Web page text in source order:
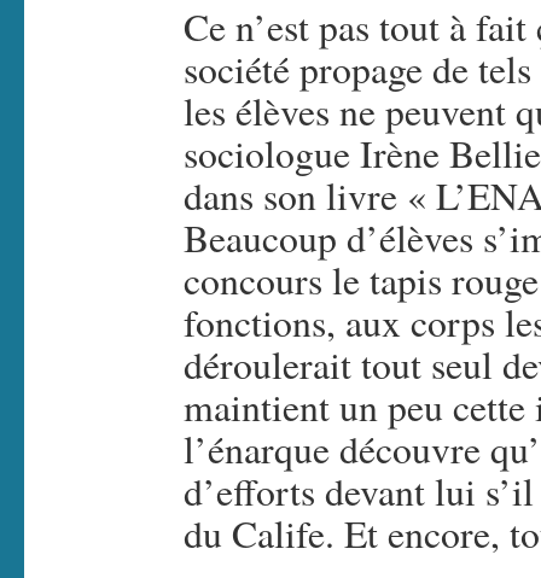
Ce n’est pas tout à
société propage de
les élèves ne peuvent
sociologue Irène
dans son livre «
Beaucoup d’élèves
concours le tapis
fonctions, aux corps
déroulerait tout seul
maintient un peu
l’énarque découvre
d’efforts devant lui
du Calife. Et encore,